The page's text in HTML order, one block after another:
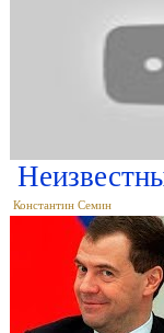
Константин Семин